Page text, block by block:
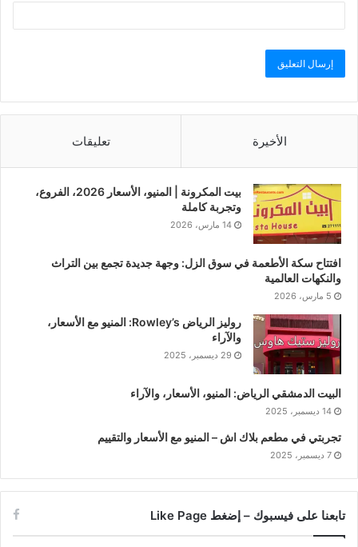
الأخيرة تعليقات
بيت المكرونة | المنيو، الأسعار 2026، الفروع،
وتجربة كاملة
14 مارس، 2026
افتتاح سكة الأطعمة في سوق الزل: وجهة جديدة تجمع بين التراث
والنكهات العالمية
5 مارس، 2026
روليز الرياض Rowley’s: المنيو مع الأسعار،
والآراء
29 ديسمبر، 2025
البيت الدمشقي الرياض: المنيو، الأسعار، والآراء
14 ديسمبر، 2025
تجربتي في مطعم بلاك اش – المنيو مع الأسعار والتقييم
7 ديسمبر، 2025
تابعنا على فيسبوك – إضغط Like Page